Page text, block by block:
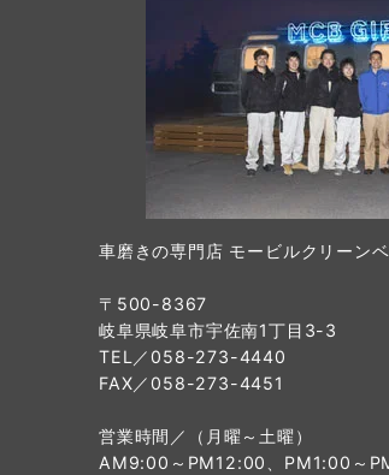
車磨きの専門店 モービルクリーン
〒500-8367
岐阜県岐阜市宇佐南1丁目3-3
TEL／058-273-4440
FAX／058-273-4451
営業時間／（月曜～土曜）
AM9:00～PM12:00、PM1:00～